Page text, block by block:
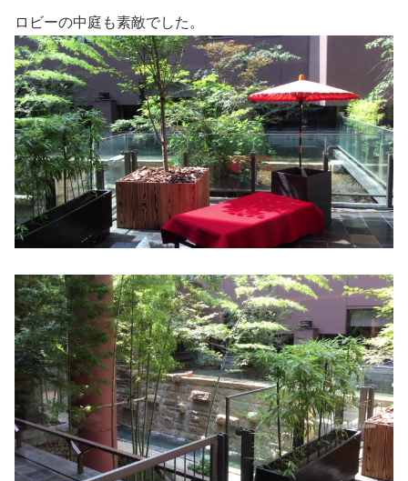
ロビーの中庭も素敵でした。